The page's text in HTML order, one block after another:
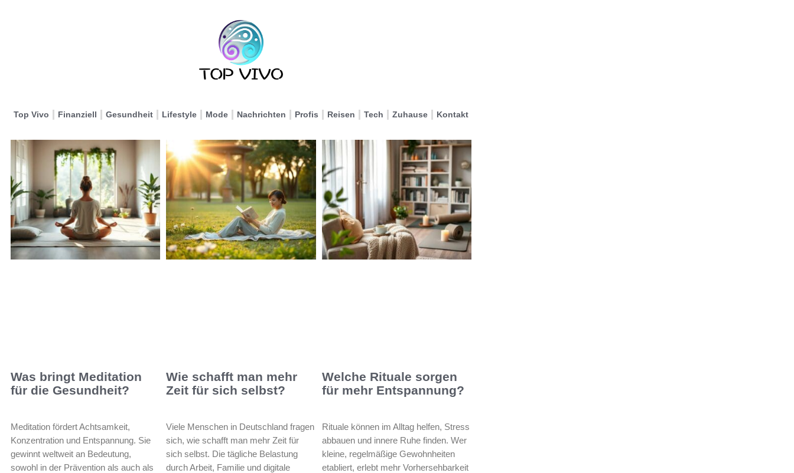
Top Vivo Finanziell Gesundheit Lifestyle Mode Nachrichten Profis Reisen Tech Zuhause Kontakt
Was bringt Meditation
für die Gesundheit?
Meditation fördert Achtsamkeit,
Konzentration und Entspannung. Sie
gewinnt weltweit an Bedeutung,
sowohl in der Prävention als auch als
Wie schafft man mehr
Zeit für sich selbst?
Viele Menschen in Deutschland fragen
sich, wie schafft man mehr Zeit für
sich selbst. Die tägliche Belastung
durch Arbeit, Familie und digitale
Welche Rituale sorgen
für mehr Entspannung?
Rituale können im Alltag helfen, Stress
abbauen und innere Ruhe finden. Wer
kleine, regelmäßige Gewohnheiten
etabliert, erlebt mehr Vorhersehbarkeit